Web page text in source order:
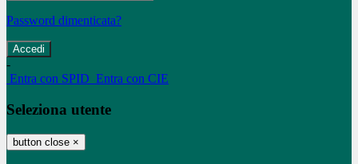
Password dimenticata?
-
Entra con SPID Entra con CIE
Seleziona utente
button close ×